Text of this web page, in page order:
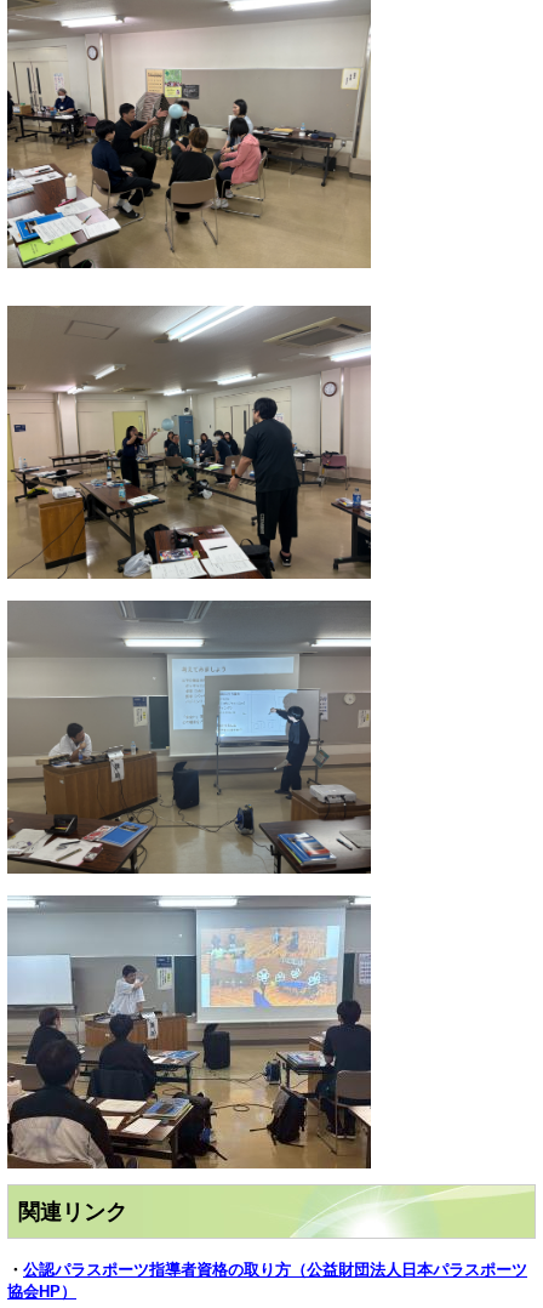
関連リンク
・ 公認パラスポーツ指導者資格の取り方（公益財団法人日本パラスポーツ
協会HP）